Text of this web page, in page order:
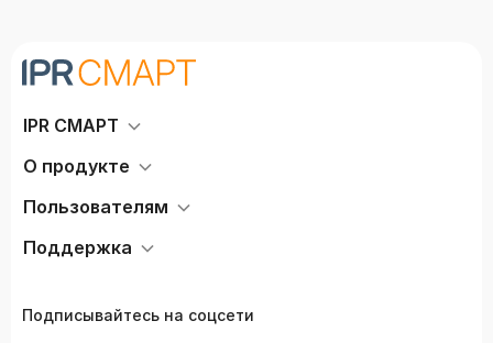
IPR СМАРТ
О продукте
Пользователям
Поддержка
Подписывайтесь на соцсети